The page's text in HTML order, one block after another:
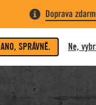
Doprava
ANO, SPRÁVNĚ. Ne,